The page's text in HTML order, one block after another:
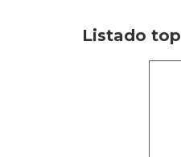
Listado